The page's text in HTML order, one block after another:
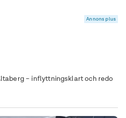
Annons plus
– inflyttningsklart och redo